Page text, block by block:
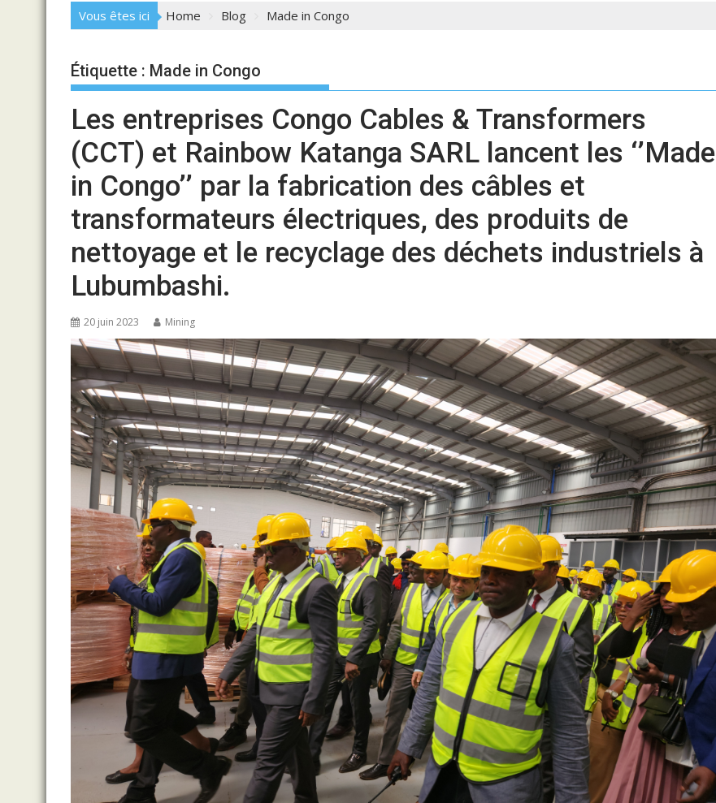
Vous êtes ici Home Blog Made in Congo
Étiquette : Made in Congo
Les entreprises Congo Cables & Transformers
(CCT) et Rainbow Katanga SARL lancent les ‘’Made
in Congo’’ par la fabrication des câbles et
transformateurs électriques, des produits de
nettoyage et le recyclage des déchets industriels à
Lubumbashi.
20 juin 2023 Mining